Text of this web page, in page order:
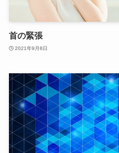
首の緊張
2021年9月8日